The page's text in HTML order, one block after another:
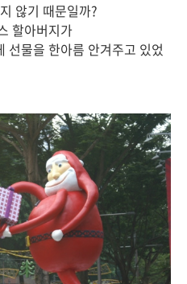
않기 때문일까?
할아버지가
선물을 한아름 안겨주고 있었